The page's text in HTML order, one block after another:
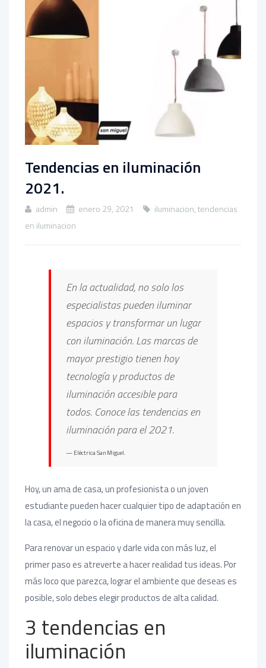
Tendencias en iluminación
2021.
admin enero 29, 2021 iluminacion,tendencias
en iluminacion
En la actualidad, no solo los
especialistas pueden iluminar
espacios y transformar un lugar
con iluminación. Las marcas de
mayor prestigio tienen hoy
tecnología y productos de
iluminación accesible para
todos. Conoce las tendencias en
iluminación para el 2021.
Eléctrica San Miguel.
Hoy, un ama de casa, un profesionista o un joven
estudiante pueden hacer cualquier tipo de adaptación en
la casa, el negocio o la oficina de manera muy sencilla.
Para renovar un espacio y darle vida con más luz, el
primer paso es atreverte a hacer realidad tus ideas. Por
más loco que parezca, lograr el ambiente que deseas es
posible, solo debes elegir productos de alta calidad.
3 tendencias en
iluminación